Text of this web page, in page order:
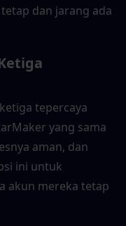
dan jarang ada
tepercaya
yang sama
aman, dan
ini untuk
akun mereka tetap